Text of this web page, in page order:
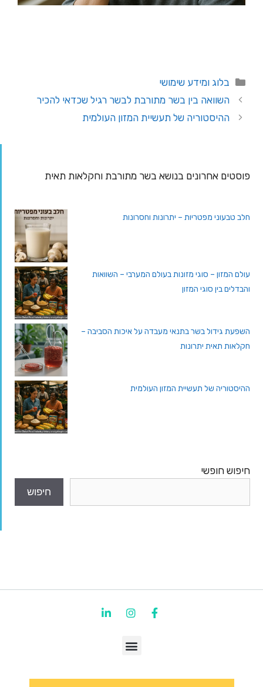
בלוג ומידע שימושי
השוואה בין בשר מתורבת לבשר רגיל שכדאי להכיר
ההיסטוריה של תעשיית המזון העולמית
פוסטים אחרונים בנושא בשר מתורבת וחקלאות תאית
חלב טבעוני מפטריות – יתרונות וחסרונות
עולם המזון – סוגי מזונות בעולם המערבי – השוואות
והבדלים בין סוגי המזון
השפעת גידול בשר בתנאי מעבדה על איכות הסביבה –
חקלאות תאית יתרונות
ההיסטוריה של תעשיית המזון העולמית
חיפוש חופשי
חיפוש